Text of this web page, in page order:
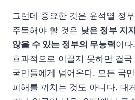
그런데 중요한 것은 윤석열 정
주목해야 할 것은 낮은 정부 지
않을 수 있는 정부의 무능력이
효과적으로 이끌지 못하면 결
국민들에게 넘어온다. 모든 국
피해를 끼치는 것도 아니다. 대